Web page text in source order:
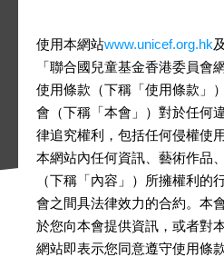
使用本網站www.unicef.org.hk
「聯合國兒童基金香港委員會
使用條款（下稱「使用條款」
會（下稱「本會」）對於任何
律追究權利，包括任何侵權使
本網站內任何資訊、藝術作品
（下稱「內容」）所擁權利的
會之間具法律效力的合約。本
於您向本會提供資訊，或者對
網站即表示您同意遵守使用條